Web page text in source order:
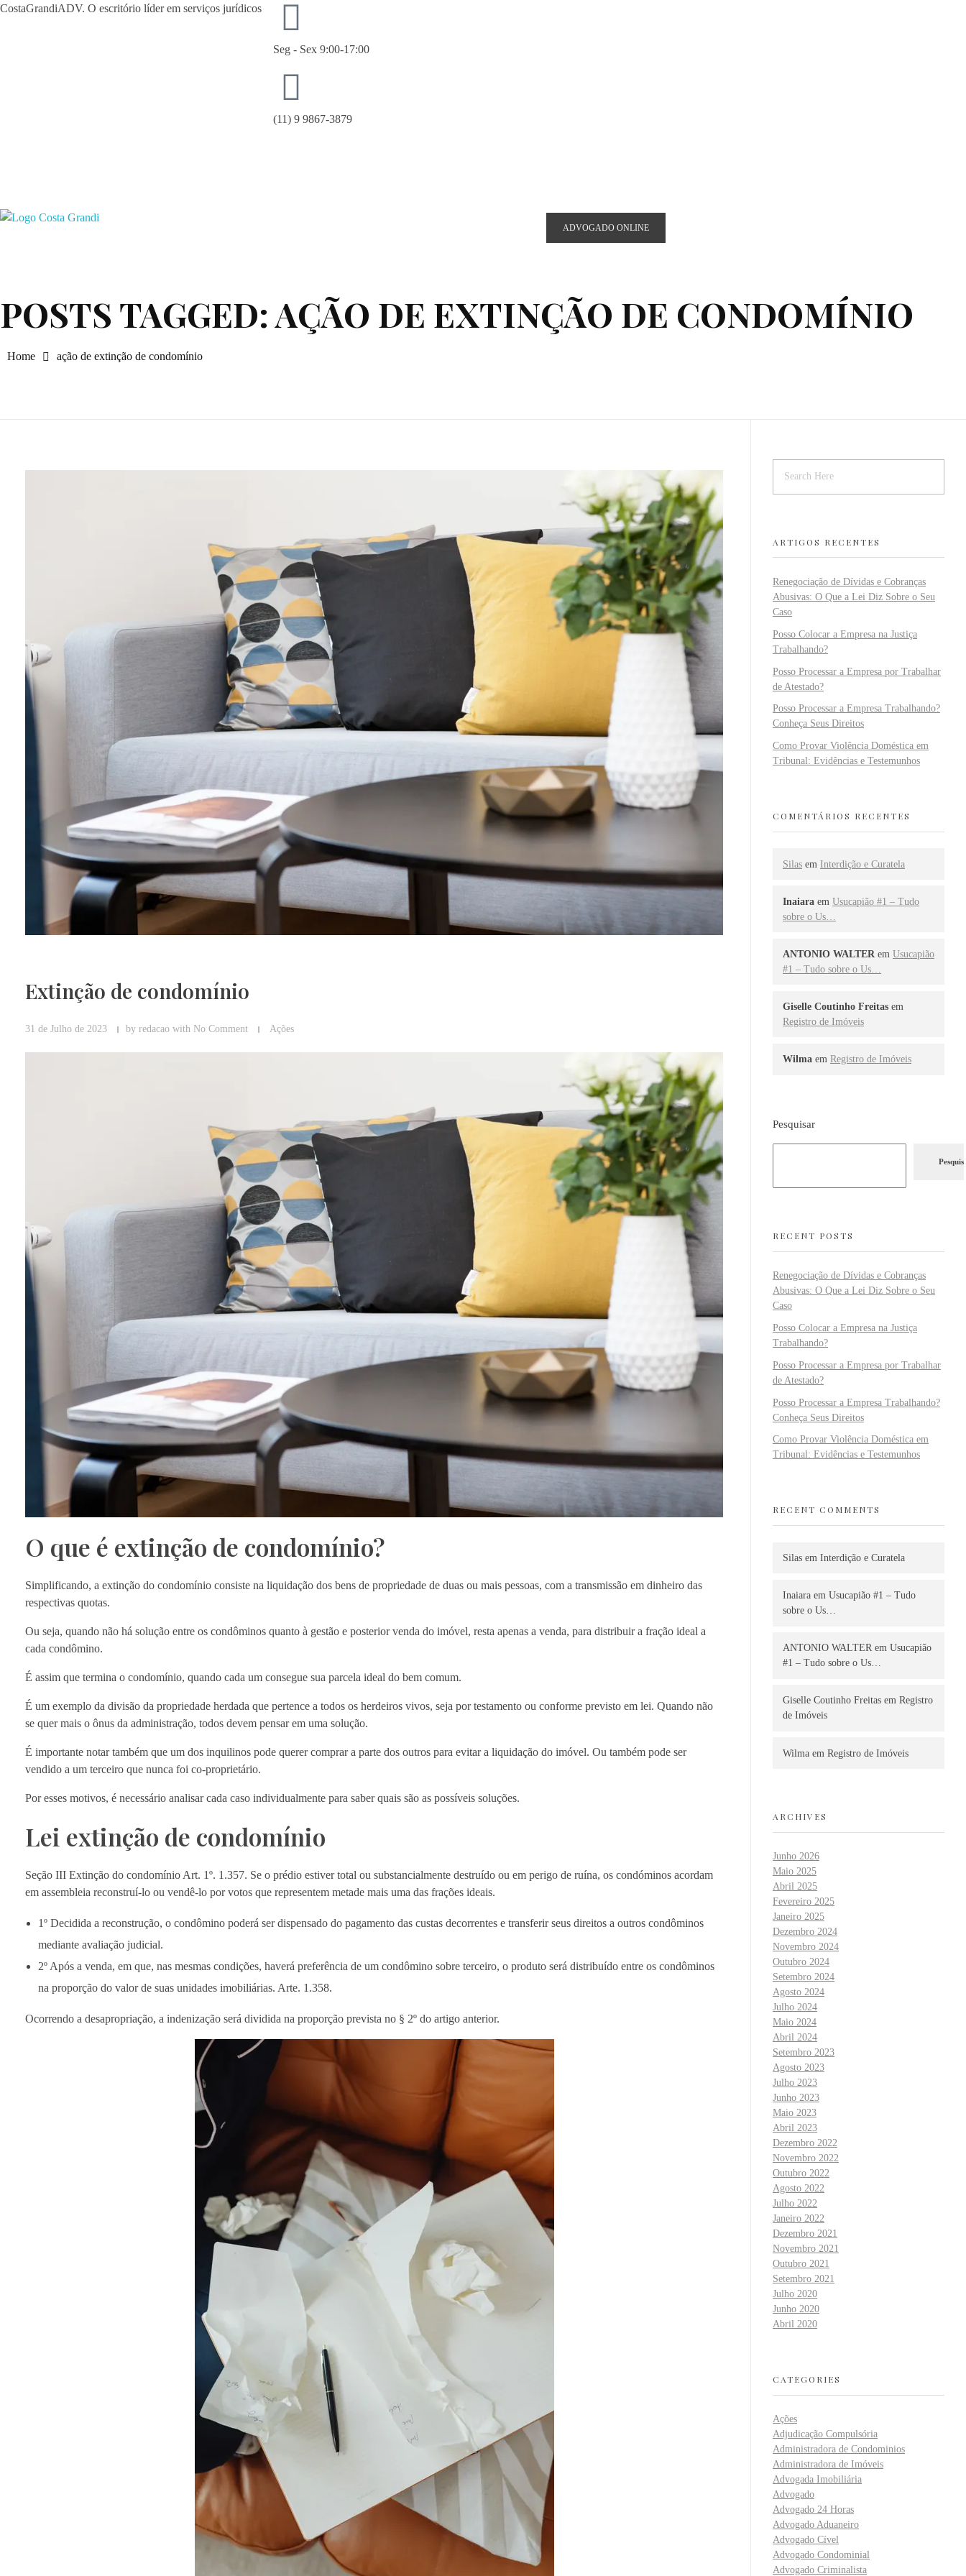
CostaGrandiADV. O escritório líder em serviços jurídicos
Seg - Sex 9:00-17:00
(11) 9 9867-3879
ADVOGADO ONLINE
Home ação de extinção de condomínio
POSTS TAGGED: AÇÃO DE EXTINÇÃO DE CONDOMÍNIO
Extinção de condomínio
31 de Julho de 2023 by redacao with No Comment Ações
O que é extinção de condomínio?
Simplificando, a extinção do condomínio consiste na liquidação dos bens de propriedade de duas ou mais pessoas, com a transmissão em dinheiro das
respectivas quotas.
Ou seja, quando não há solução entre os condôminos quanto à gestão e posterior venda do imóvel, resta apenas a venda, para distribuir a fração ideal a
cada condômino.
É assim que termina o condomínio, quando cada um consegue sua parcela ideal do bem comum.
É um exemplo da divisão da propriedade herdada que pertence a todos os herdeiros vivos, seja por testamento ou conforme previsto em lei. Quando não
se quer mais o ônus da administração, todos devem pensar em uma solução.
É importante notar também que um dos inquilinos pode querer comprar a parte dos outros para evitar a liquidação do imóvel. Ou também pode ser
vendido a um terceiro que nunca foi co-proprietário.
Por esses motivos, é necessário analisar cada caso individualmente para saber quais são as possíveis soluções.
Lei extinção de condomínio
Seção III Extinção do condomínio Art. 1º. 1.357. Se o prédio estiver total ou substancialmente destruído ou em perigo de ruína, os condóminos acordam
em assembleia reconstruí-lo ou vendê-lo por votos que representem metade mais uma das frações ideais.
1º Decidida a reconstrução, o condômino poderá ser dispensado do pagamento das custas decorrentes e transferir seus direitos a outros condôminos
mediante avaliação judicial.
2º Após a venda, em que, nas mesmas condições, haverá preferência de um condômino sobre terceiro, o produto será distribuído entre os condôminos
na proporção do valor de suas unidades imobiliárias. Arte. 1.358.
Ocorrendo a desapropriação, a indenização será dividida na proporção prevista no § 2º do artigo anterior.
ARTIGOS RECENTES
Renegociação de Dívidas e Cobranças
Abusivas: O Que a Lei Diz Sobre o Seu
Caso
Posso Colocar a Empresa na Justiça
Trabalhando?
Posso Processar a Empresa por Trabalhar
de Atestado?
Posso Processar a Empresa Trabalhando?
Conheça Seus Direitos
Como Provar Violência Doméstica em
Tribunal: Evidências e Testemunhos
COMENTÁRIOS RECENTES
Silas em Interdição e Curatela
Inaiara em Usucapião #1 – Tudo
sobre o Us…
ANTONIO WALTER em Usucapião
#1 – Tudo sobre o Us…
Giselle Coutinho Freitas em
Registro de Imóveis
Wilma em Registro de Imóveis
Pesquisar
RECENT POSTS
Renegociação de Dívidas e Cobranças
Abusivas: O Que a Lei Diz Sobre o Seu
Caso
Posso Colocar a Empresa na Justiça
Trabalhando?
Posso Processar a Empresa por Trabalhar
de Atestado?
Posso Processar a Empresa Trabalhando?
Conheça Seus Direitos
Como Provar Violência Doméstica em
Tribunal: Evidências e Testemunhos
RECENT COMMENTS
Silas em Interdição e Curatela
Inaiara em Usucapião #1 – Tudo
sobre o Us…
ANTONIO WALTER em Usucapião
#1 – Tudo sobre o Us…
Giselle Coutinho Freitas em Registro
de Imóveis
Wilma em Registro de Imóveis
ARCHIVES
Junho 2026
Maio 2025
Abril 2025
Fevereiro 2025
Janeiro 2025
Dezembro 2024
Novembro 2024
Outubro 2024
Setembro 2024
Agosto 2024
Julho 2024
Maio 2024
Abril 2024
Setembro 2023
Agosto 2023
Julho 2023
Junho 2023
Maio 2023
Abril 2023
Dezembro 2022
Novembro 2022
Outubro 2022
Agosto 2022
Julho 2022
Janeiro 2022
Dezembro 2021
Novembro 2021
Outubro 2021
Setembro 2021
Julho 2020
Junho 2020
Abril 2020
CATEGORIES
Ações
Adjudicação Compulsória
Administradora de Condominios
Administradora de Imóveis
Advogada Imobiliária
Advogado
Advogado 24 Horas
Advogado Aduaneiro
Advogado Cível
Advogado Condominial
Advogado Criminalista